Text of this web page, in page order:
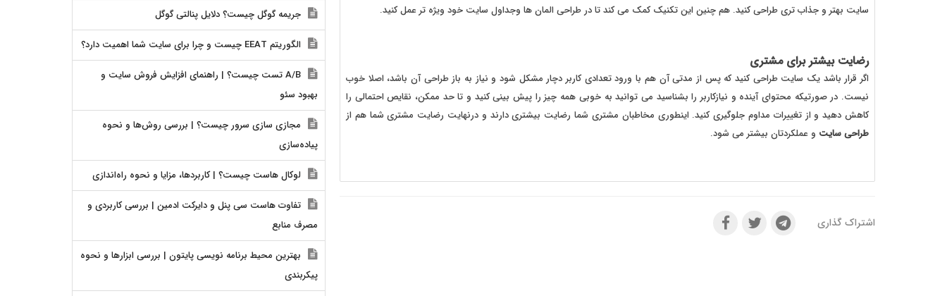
سایت بهتر و جذاب تری طراحی کنید. هم چنین این تکنیک کمک می کند تا در طراحی المان ها وجداول سایت خود ویژه تر عمل کنید.
رضایت بیشتر برای مشتری
اگر قرار باشد یک سایت طراحی کنید که پس از مدتی آن هم با ورود تعدادی کاربر دچار مشکل شود و نیاز به باز طراحی آن باشد، اصلا خوب
نیست. در صورتیکه محتوای آینده و نیازکاربر را بشناسید می توانید به خوبی همه چیز را پیش بینی کنید و تا حد ممکن، نقایص احتمالی را
کاهش دهید و از تغییرات مداوم جلوگیری کنید. اینطوری مخاطبان مشتری شما رضایت بیشتری دارند و درنهایت رضایت مشتری شما هم از
طراحی سایت و عملکردتان بیشتر می شود.
اشتراک گذاری
جریمه گوگل چیست؟ دلایل پنالتی گوگل
الگوریتم EEAT چیست و چرا برای سایت شما اهمیت دارد؟
A/B تست چیست؟ | راهنمای افزایش فروش سایت و
بهبود سئو
مجازی سازی سرور چیست؟ | بررسی روش‌ها و نحوه
پیاده‌سازی
لوکال هاست چیست؟ | کاربردها، مزایا و نحوه راه‌اندازی
تفاوت هاست سی پنل و دایرکت ادمین | بررسی کاربردی و
مصرف منابع
بهترین محیط برنامه نویسی پایتون | بررسی ابزارها و نحوه
پیکربندی